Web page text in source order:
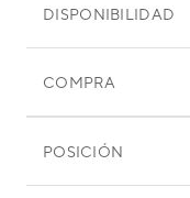
DISPONIBILIDAD
COMPRA
POSICIÓN